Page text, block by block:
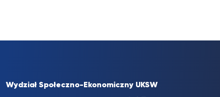
Wydział Społeczno-Ekonomiczny UKSW